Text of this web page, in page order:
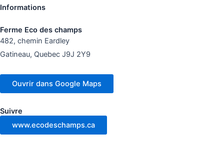
Informations
Ferme Eco des champs
482, chemin Eardley
Gatineau, Quebec J9J 2Y9
Ouvrir dans Google Maps
Suivre
www.ecodeschamps.ca